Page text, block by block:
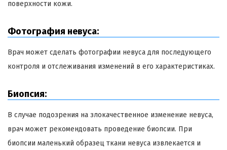
поверхности кожи.
Фотография невуса:
Врач может сделать фотографии невуса для последующего
контроля и отслеживания изменений в его характеристиках.
Биопсия:
В случае подозрения на злокачественное изменение невуса,
врач может рекомендовать проведение биопсии. При
биопсии маленький образец ткани невуса извлекается и